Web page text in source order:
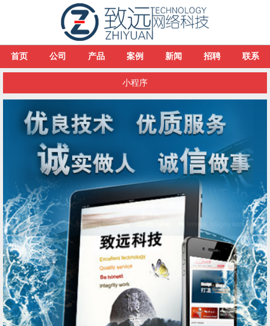
首页 公司 产品 案例 新闻 招聘 联系
小程序